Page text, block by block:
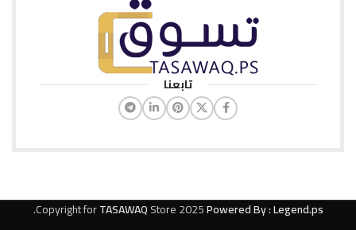
تابعنا
Copyright forTASAWAQStore2025Powered By : Legend.ps
.